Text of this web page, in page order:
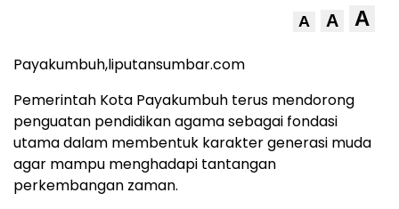
A A A
Payakumbuh,liputansumbar.com
Pemerintah Kota Payakumbuh terus mendorong
penguatan pendidikan agama sebagai fondasi
utama dalam membentuk karakter generasi muda
agar mampu menghadapi tantangan
perkembangan zaman.